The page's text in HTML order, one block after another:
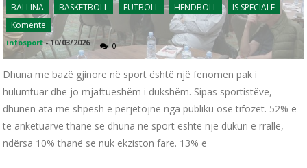
BALLINA BASKETBOLL FUTBOLL HENDBOLL
IS SPECIALE
Komente
infosport -10/03/2026 0
Dhuna me bazë gjinore në sport është një fenomen pak i
hulumtuar dhe jo mjaftueshëm i dukshëm. Sipas sportistëve,
dhunën ata më shpesh e përjetojnë nga publiku ose tifozët. 52% e
të anketuarve thanë se dhuna në sport është një dukuri e rrallë,
ndërsa 10% thanë se nuk ekziston fare. 13% e